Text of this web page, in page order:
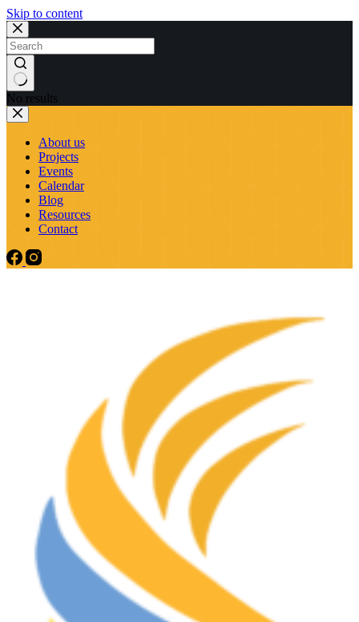
Skip to content
No results
About us
Projects
Events
Calendar
Blog
Resources
Contact